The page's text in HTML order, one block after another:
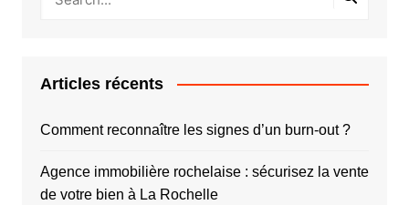
Articles récents
Comment reconnaître les signes d’un burn-out ?
Agence immobilière rochelaise : sécurisez la vente
de votre bien à La Rochelle